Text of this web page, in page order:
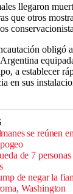
llegaron
que otros
obligó
a establecer
en sus
se reúnen
de 7
de negar la
Washington